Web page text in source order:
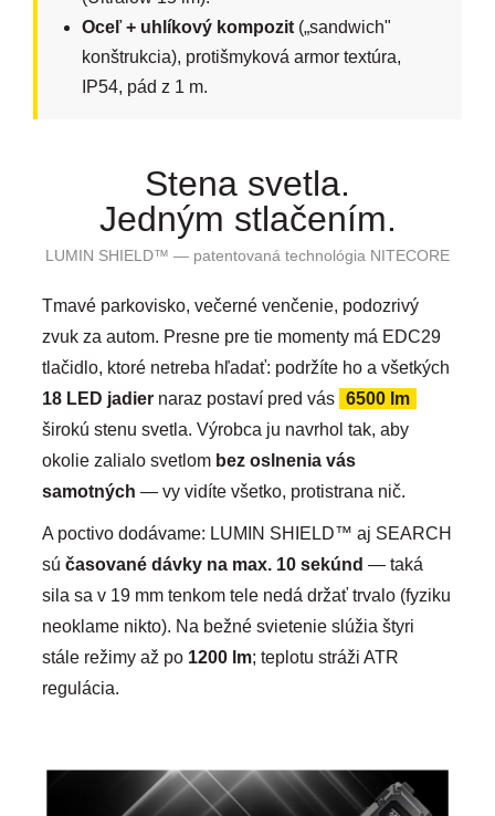
Oceľ + uhlíkový kompozit („sandwich"
konštrukcia), protišmyková armor textúra,
IP54, pád z 1 m.
Stena svetla.
Jedným stlačením.
LUMIN SHIELD™ — patentovaná technológia NITECORE
Tmavé parkovisko, večerné venčenie, podozrivý
zvuk za autom. Presne pre tie momenty má EDC29
tlačidlo, ktoré netreba hľadať: podržíte ho a všetkých
18 LED jadier naraz postaví pred vás 6500 lm
širokú stenu svetla. Výrobca ju navrhol tak, aby
okolie zalialo svetlom bez oslnenia vás
samotných — vy vidíte všetko, protistrana nič.
A poctivo dodávame: LUMIN SHIELD™ aj SEARCH
sú časované dávky na max. 10 sekúnd — taká
sila sa v 19 mm tenkom tele nedá držať trvalo (fyziku
neoklame nikto). Na bežné svietenie slúžia štyri
stále režimy až po 1200 lm; teplotu stráži ATR
regulácia.